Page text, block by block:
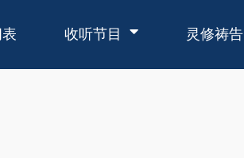
收听节目 灵修祷告